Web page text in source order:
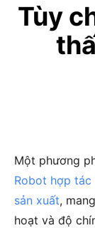
Tùy
Một phương
Robot hợp
sản xuất,
hoạt và độ